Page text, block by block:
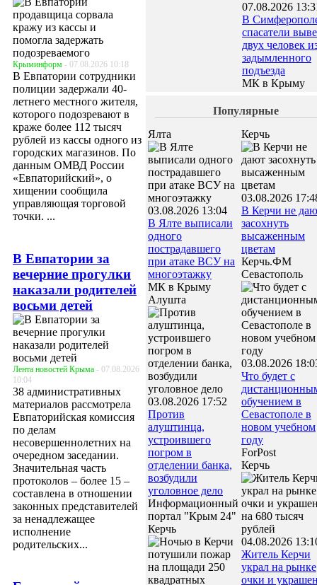
Крыминформ - 07.08.2026 10:18
В Евпатории сотрудники
полиции задержали 40-
летнего местного жителя,
которого подозревают в
краже более 112 тысяч
рублей из кассы одного из
городских магазинов. По
данным ОМВД России
«Евпаторийский», о
хищении сообщила
управляющая торговой
точки. ...
В Евпатории за
вечерние прогулки
наказали родителей
восьми детей
Лента новостей Крыма - 07.08.2026
10:04
38 административных
материалов рассмотрела
Евпаторийская комиссия
по делам
несовершеннолетних на
очередном заседании.
Значительная часть
протоколов – более 15 –
составлена в отношении
законных представителей
за ненадлежащее
исполнение
родительских...
07.08.2026
В
спасатели
двух человек
задымленного
подъезда
МК в Крыму
Популярные
Ялта
03.08.2026 13:04
В Ялте выписали
одного
пострадавшего
при атаке ВСУ на
многоэтажку
МК в Крыму
Алушта
03.08.2026 17:52
Против
алуштинца,
устроившего
погром в
отделении банка,
возбудили
уголовное дело
Информационный
портал "Крым 24"
Керчь
Керчь
03.08.2026
В Керчи не
засохнуть
высаженным
цветам
Керчь.ФМ
Севастополь
03.08.2026
Что будет с
обучением в
Севастополе в
новом учебном
году
ForPost
Керчь
04.08.2026
Житель Керчи
украл на рынке
очки и